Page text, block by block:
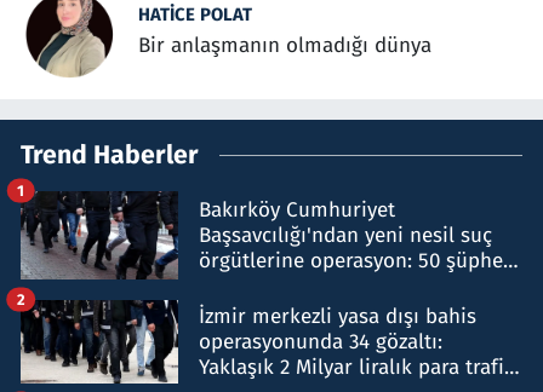
HATICE POLAT
Bir anlaşmanın olmadığı dünya
Trend Haberler
Bakırköy Cumhuriyet
Başsavcılığı'ndan yeni nesil suç
örgütlerine operasyon: 50 şüpheli
1
İzmir merkezli yasa dışı bahis
operasyonunda 34 gözaltı:
Yaklaşık 2 Milyar liralık para trafiği
2